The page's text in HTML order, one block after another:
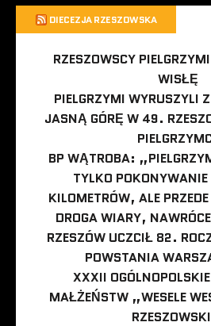
DIECEZJA RZESZOWSKA
RZESZOWSCY
WISŁĘ
PIELGRZYMI WYRUSZYLI
JASNĄ GÓRĘ W 49.
BP WĄTROBA:
TYLKO
KILOMETRÓW, ALE
DROGA WIARY,
RZESZÓW UCZCIŁ 82.
POWSTANIA
XXXII
MAŁŻEŃSTW „WESELE